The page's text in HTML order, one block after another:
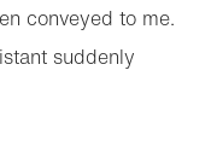
conveyed to me.
suddenly